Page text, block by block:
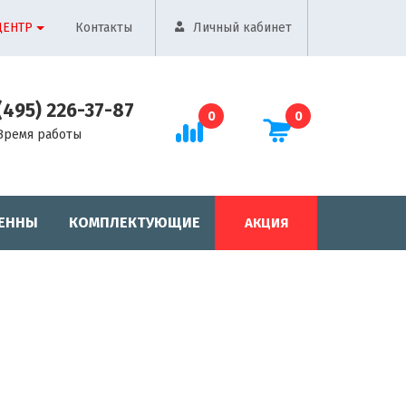
Контакты Личный кабинет
226-37-87
работы
0 0
КОМПЛЕКТУЮЩИЕ АКЦИЯ